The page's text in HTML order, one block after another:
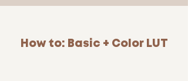
How to: Basic + Color LUT